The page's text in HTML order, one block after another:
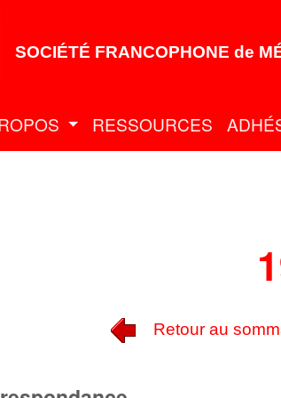
SOCIÉTÉ FRANCOPHONE de
RESSOURCES
Retour au